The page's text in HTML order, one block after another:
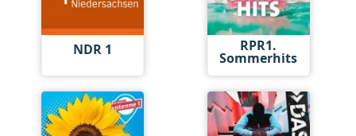
NDR 1 RPR1.
Sommerhits